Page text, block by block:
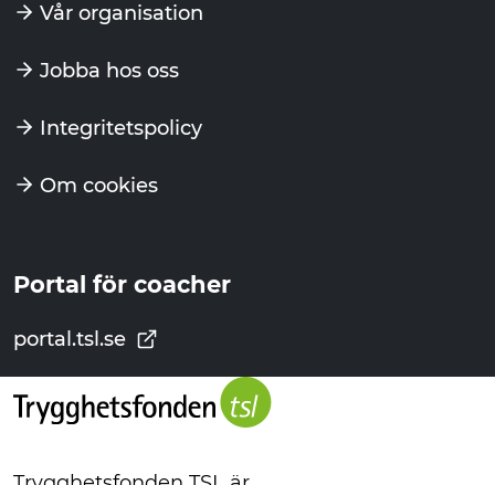
Vår organisation
Jobba hos oss
Integritetspolicy
Om cookies
Portal för coacher
portal.tsl.se